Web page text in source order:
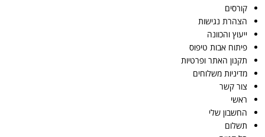
קורסים
הצהרת נגישות
ייעוץ והכוונה
פיתוח אבות טיפוס
תקנון האתר ופרטיות
מדיניות משלוחים
צור קשר
ראשי
החשבון שלי
תשלום